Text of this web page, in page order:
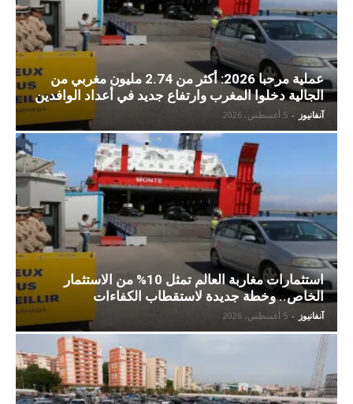
عملية مرحبا 2026: أكثر من 2.74 مليون مغربي من
الجالية دخلوا المغرب وارتفاع جديد في أعداد الوافدين
آنفانيوز - 5 أغسطس، 2026
استثمارات مغاربة العالم تمثل 10% من الاستثمار
الخاص.. وخطة جديدة لاستقطاب الكفاءات
آنفانيوز - 5 أغسطس، 2026